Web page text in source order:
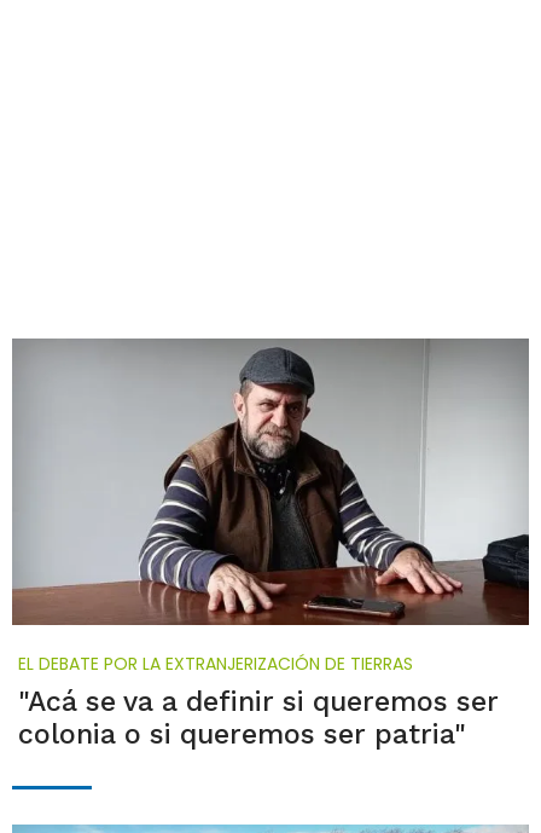
EL DEBATE POR LA EXTRANJERIZACIÓN DE TIERRAS
"Acá se va a definir si queremos ser
colonia o si queremos ser patria"